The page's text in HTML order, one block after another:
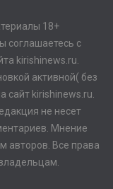
18+
соглашаетесь с
kirishinews.ru.
активной( без
сайт kirishinews.ru.
не несет
Мнение
авторов. Все права